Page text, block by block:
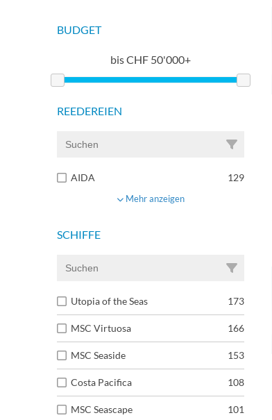
BUDGET
bisCHF 50'000+
REEDEREIEN
AIDA 129
Mehr anzeigen
SCHIFFE
Utopia of the Seas 173
MSC Virtuosa 166
MSC Seaside 153
Costa Pacifica 108
MSC Seascape 101